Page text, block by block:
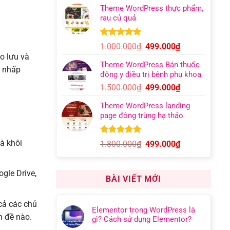
lưu và
nhấp
khôi
Drive,
các chủ
đề nào.
đánh giá
là:
tại
Theme WordPress thực phẩm,
rau củ quả
5.00trên 5
dựa trên
7
đánh giá
1.000.000₫ Giá
là:
1.000.000₫.
499.000₫Giá
tại
là:
499.000₫.
Theme WordPress Bán thuốc
đông y điều trị bệnh phụ khoa
1.500.000₫ Giá
là:
1.500.000₫.
499.000₫Giá
tại
là:
Theme WordPress landing
page đông trùng hạ thảo
5.00trên 5
dựa trên
9
1.800.000₫ Giá
1.800.000₫.
499.000₫Giá
BÀI VIẾT MỚI
Elementor trong WordPress là
gì? Cách sử dụng Elementor?